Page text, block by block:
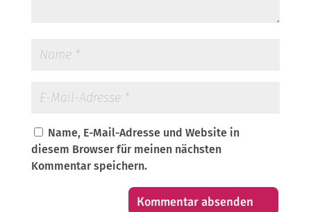
Name, E-Mail-Adresse und Website in
diesem Browser für meinen nächsten
Kommentar speichern.